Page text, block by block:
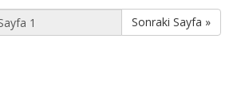
Sonraki Sayfa »